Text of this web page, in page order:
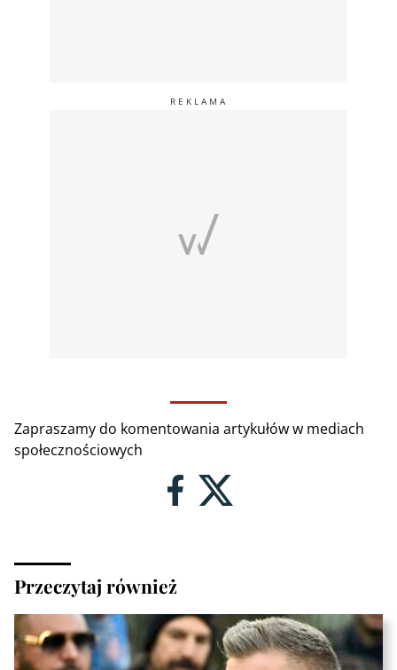
Zapraszamy do komentowania artykułów w mediach
społecznościowych
Przeczytaj również